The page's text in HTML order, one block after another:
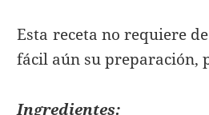
Esta receta no requiere
fácil aún su preparación,
Ingredientes: